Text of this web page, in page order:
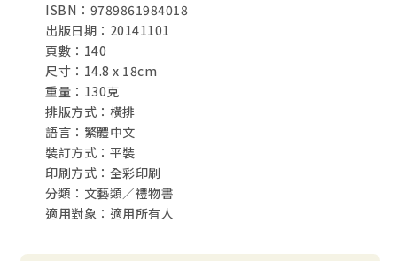
ISBN：9789861984018
出版日期：20141101
頁數：140
尺寸：14.8 x 18cm
重量：130克
排版方式：橫排
語言：繁體中文
裝訂方式：平裝
印刷方式：全彩印刷
分類：文藝類／禮物書
適用對象：適用所有人